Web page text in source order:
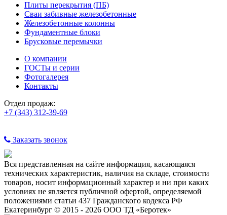
Плиты перекрытия (ПБ)
Сваи забивные железобетонные
Железобетонные колонны
Фундаментные блоки
Брусковые перемычки
О компании
ГОСТы и серии
Фотогалерея
Контакты
Отдел продаж:
+7 (343) 312-39-69
Заказать звонок
Вся представленная на сайте информация, касающаяся
технических характеристик, наличия на складе, стоимости
товаров, носит информационный характер и ни при каких
условиях не является публичной офертой, определяемой
положениями статьи 437 Гражданского кодекса РФ
Екатеринбург © 2015 - 2026 ООО ТД «Беротек»